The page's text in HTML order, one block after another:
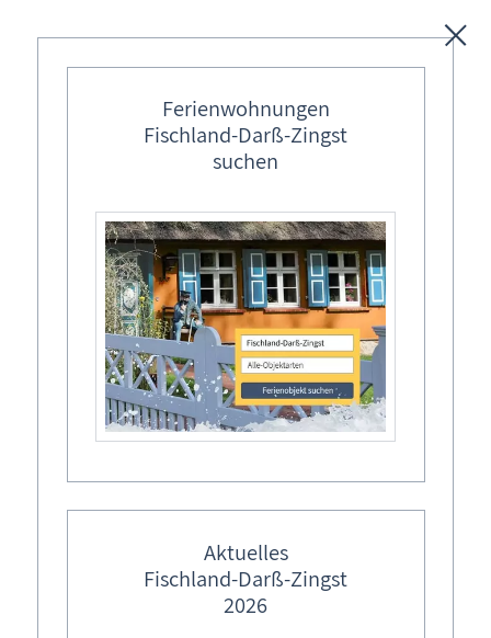
Freizeit
Wissenswertes
Veranstaltungen
Lebendiger Adventskalender
Fischland-Darß-Zingst Allgemein
Künstlerkolonie und klassische Moderne
in Ahrenshoop
wechselnde Sammlungsausstellung
Ahrenshoop, Ostseebad
18347 Ostseebad Ahrenshoop
Ferienwohnungen
Fischland-Darß-Zingst
suchen
Aktuelles
Fischland-Darß-Zingst
2026